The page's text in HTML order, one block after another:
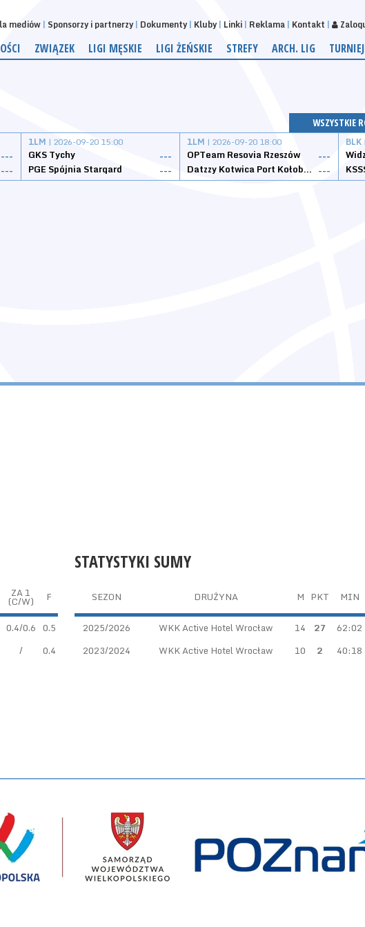
mediów Sponsorzy i partnerzy Dokumenty Kluby Linki Reklama Kontakt
ZWIĄZEK LIGI MĘSKIE LIGI ŻEŃSKIE STREFY ARCH. LIG
WSZYSTKIE
---
---
1LM | 2026-09-20 15:00
GKS Tychy
---
PGE Spójnia Stargard
---
1LM | 2026-09-20 18:00
OPTeam Resovia Rzeszów
---
Datzzy Kotwica Port Kołobrzeg ---
BLK
STATYSTYKI SUMY
SEZON DRUŻYNA M PKT MIN
2025/2026 WKK Active Hotel Wrocław 14 27 62:02
2023/2024
WKK Active Hotel Wrocław 10 2 40:18
ZA 1
(C/W) F
0.4/0.6 0.5
/ 0.4